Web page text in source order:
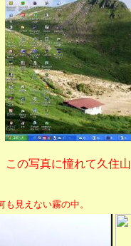
この写真に憧れて久住
も見えない霧の中。